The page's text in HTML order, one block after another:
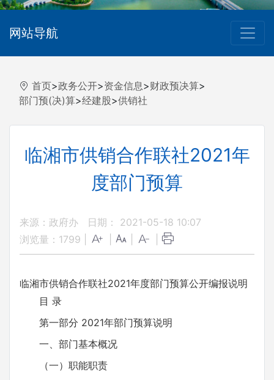
网站导航
首页>政务公开>资金信息>财政预决算>
部门预(决)算>经建股>供销社
临湘市供销合作联社2021年
度部门预算
来源：政府办
日期： 2021-05-18 10:07
浏览量： 1799
临湘市供销合作联社2021年度部门预算公开编报说明
目 录
第一部分 2021年部门预算说明
一、部门基本概况
（一）职能职责